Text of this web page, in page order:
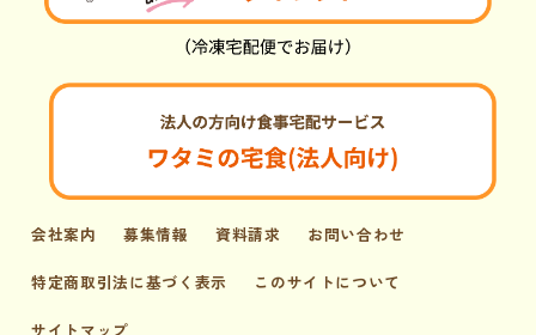
会社案内 募集情報 資料請求 お問い合わせ
特定商取引法に基づく表示 このサイトについて
サイトマップ